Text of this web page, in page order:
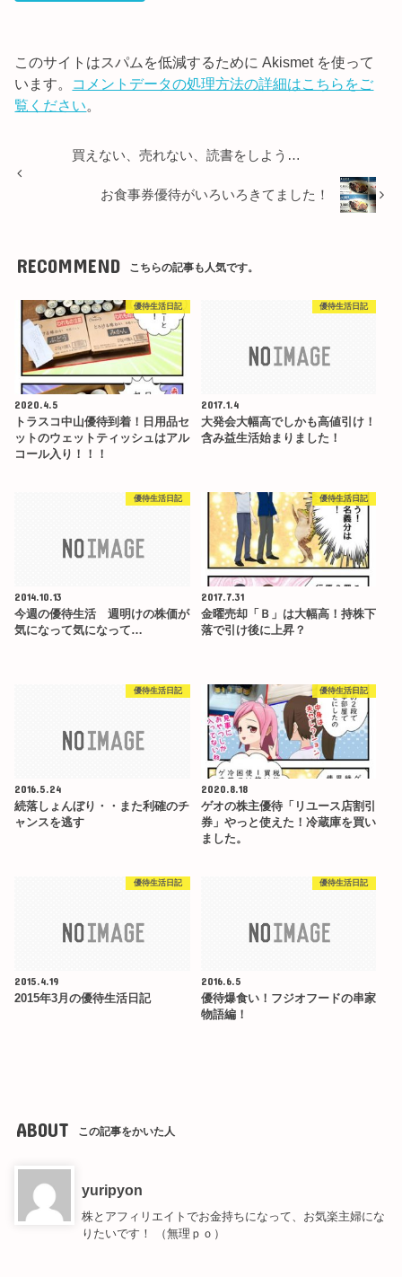
このサイトはスパムを低減するために Akismet を使って
います。 コメントデータの処理方法の詳細はこちらをご
覧ください。
買えない、売れない、読書をしよう…
お食事券優待がいろいろきてました！
RECOMMEND こちらの記事も人気です。
優待生活日記
2020.4.5
トラスコ中山優待到着！日用品セ
ットのウェットティッシュはアル
コール入り！！！
優待生活日記
2017.1.4
大発会大幅高でしかも高値引け！
含み益生活始まりました！
優待生活日記
2014.10.13
今週の優待生活 週明けの株価が
気になって気になって…
優待生活日記
2017.7.31
金曜売却「Ｂ」は大幅高！持株下
落で引け後に上昇？
優待生活日記
2016.5.24
続落しょんぼり・・また利確のチ
ャンスを逃す
優待生活日記
2020.8.18
ゲオの株主優待「リユース店割引
券」やっと使えた！冷蔵庫を買い
ました。
優待生活日記
2015.4.19
2015年3月の優待生活日記
優待生活日記
2016.6.5
優待爆食い！フジオフードの串家
物語編！
ABOUT この記事をかいた人
yuripyon
株とアフィリエイトでお金持ちになって、お気楽主婦にな
りたいです！ （無理ｐｏ）